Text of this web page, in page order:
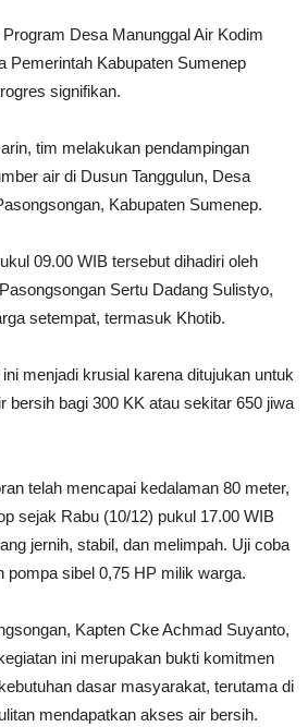
Program Desa Manunggal Air Kodim
Pemerintah Kabupaten Sumenep
signifikan.
tim melakukan pendampingan
air di Dusun Tanggulun, Desa
Kabupaten Sumenep.
09.00 WIB tersebut dihadiri oleh
Sertu Dadang Sulistyo,
setempat, termasuk Khotib.
menjadi krusial karena ditujukan untuk
bersih bagi 300 KK atau sekitar 650 jiwa
telah mencapai kedalaman 80 meter,
sejak Rabu (10/12) pukul 17.00 WIB
jernih, stabil, dan melimpah. Uji coba
pompa sibel 0,75 HP milik warga.
Kapten Cke Achmad Suyanto,
ini merupakan bukti komitmen
dasar masyarakat, terutama di
mendapatkan akses air bersih.